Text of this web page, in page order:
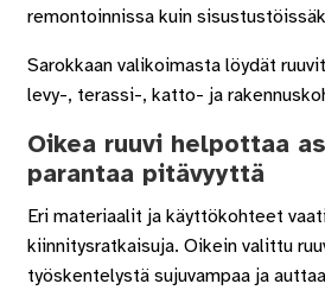
remontoinnissa kuin
Sarokkaan valikoimasta löydät
levy-, terassi-, katto- ja
Oikea ruuvi helpottaa
parantaa pitävyyttä
Eri materiaalit ja käyttökohteet
kiinnitysratkaisuja. Oikein valittu
työskentelystä sujuvampaa ja